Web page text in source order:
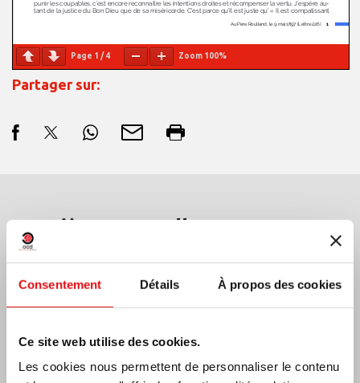
Consentement Détails À propos des cookies
Ce site web utilise des cookies.
Les cookies nous permettent de personnaliser le contenu
Page 1 /4 Zoom 100%
Partager sur:
Dernières nouvelles:
MEXIQUE: ASSEMBLÉE PLÉNIÈRE OCD